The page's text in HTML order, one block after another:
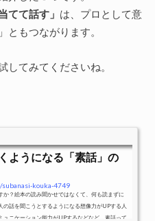
てて話す」 は、プロとして意
ともつながります。
してみてくださいね。
ようになる「素話」の
kouka-4749
か？絵本の読み聞かせではなくて、何も読まずに
の話を聞こうとするようになる想像力がUPする人
ュニケーション能力がUPするなどなど、素話って